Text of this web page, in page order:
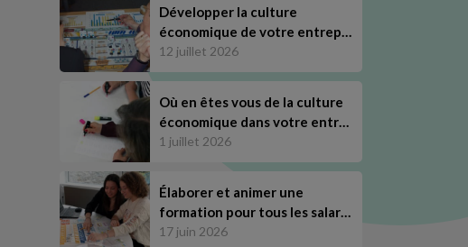
Développer la culture
économique de votre entrep…
12 juillet 2026
Où en êtes vous de la culture
économique dans votre entr…
1 juillet 2026
Élaborer et animer une
formation pour tous les salar…
17 juin 2026